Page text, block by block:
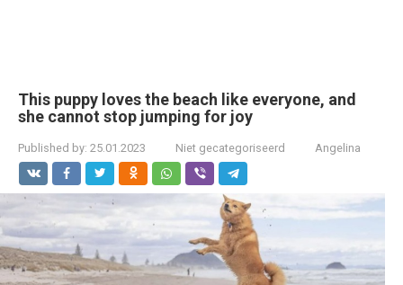
This puppy loves the beach like everyone, and
she cannot stop jumping for joy
Published by: 25.01.2023 Niet gecategoriseerd Angelina